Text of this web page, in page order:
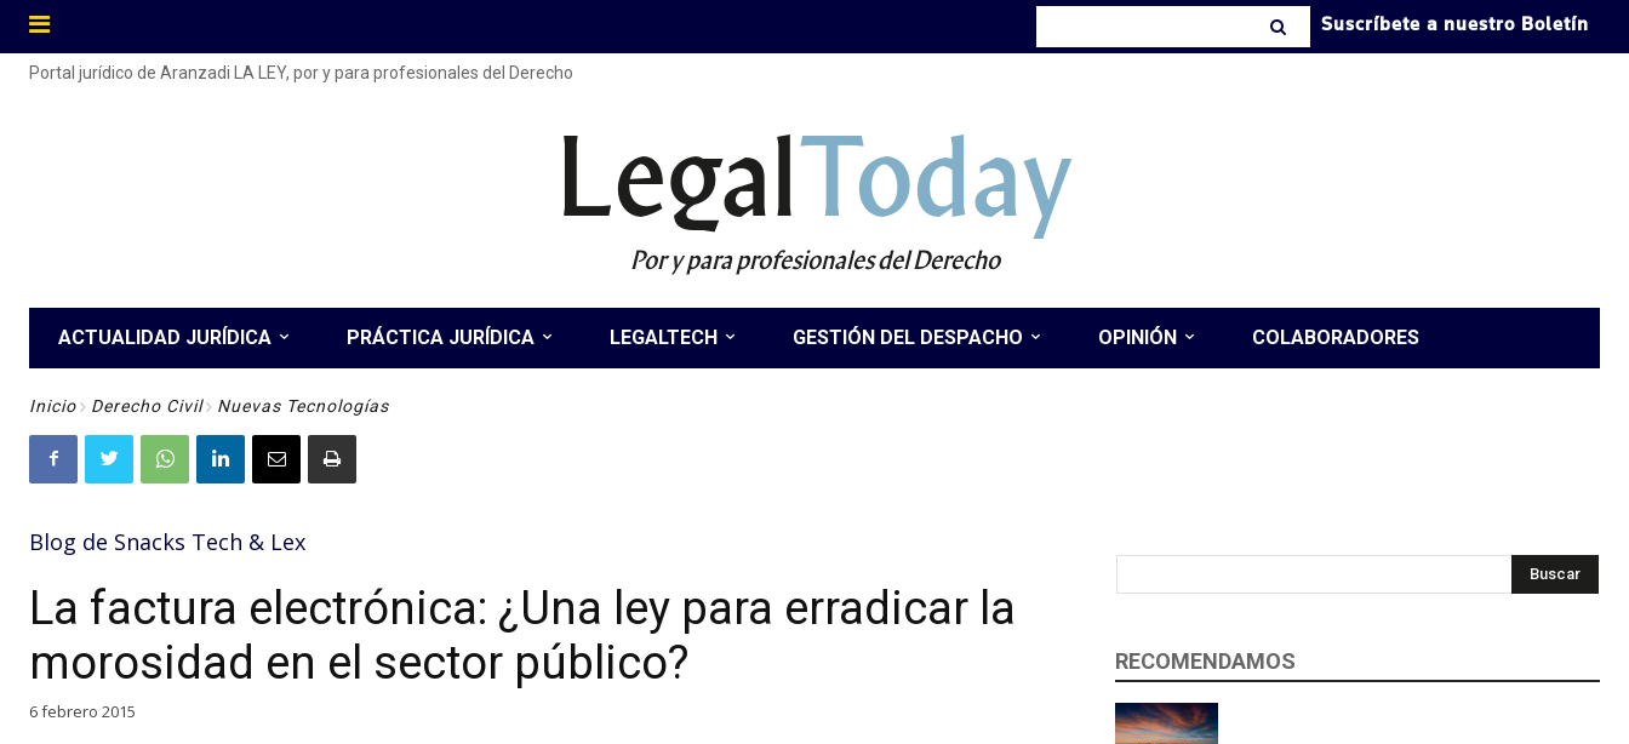
Suscríbete a nuestro Boletín
Portal jurídico de Aranzadi LA LEY, por y para profesionales del Derecho
LegalToday
Por y para profesionales del Derecho
ACTUALIDAD JURÍDICA PRÁCTICA JURÍDICA LEGALTECH GESTIÓN DEL DESPACHO OPINIÓN COLABORADORES
Inicio Derecho Civil Nuevas Tecnologías
Blog de Snacks Tech & Lex
La factura electrónica: ¿Una ley para erradicar la
morosidad en el sector público?
6 febrero 2015
Buscar
RECOMENDAMOS